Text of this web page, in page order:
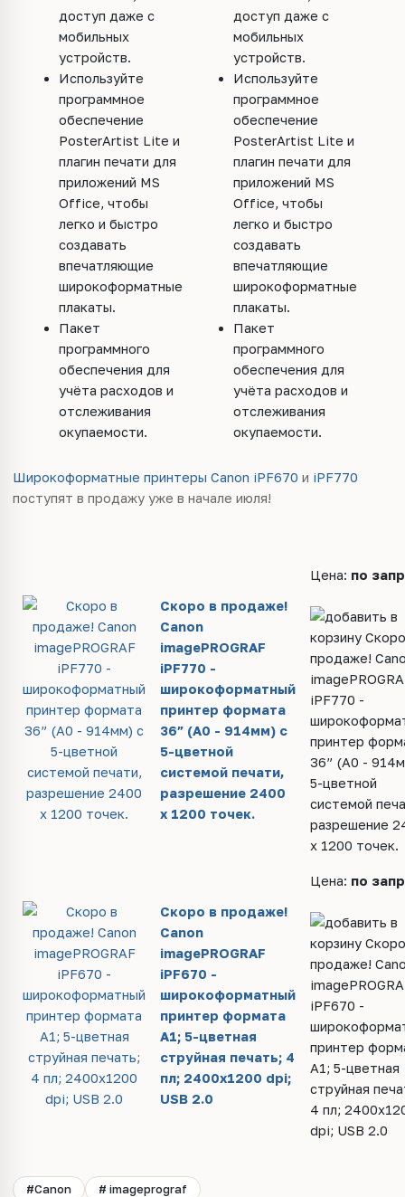
доступ даже с
мобильных
устройств.
Используйте
программное
обеспечение
PosterArtist Lite и
плагин печати для
приложений MS
Office, чтобы
легко и быстро
создавать
впечатляющие
широкоформатные
плакаты.
Пакет
программного
обеспечения для
учёта расходов и
отслеживания
окупаемости.
доступ даже с
мобильных
устройств.
Используйте
программное
обеспечение
PosterArtist Lite и
плагин печати для
приложений MS
Office, чтобы
легко и быстро
создавать
впечатляющие
широкоформатные
плакаты.
Пакет
программного
обеспечения для
учёта расходов и
отслеживания
окупаемости.
Широкоформатные принтеры Canon iPF670 и iPF770
поступят в продажу уже в начале июля!
Скоро в продаже!
Canon
imagePROGRAF
iPF770 -
широкоформатный
принтер формата
36” (A0 - 914мм) с
5-цветной
системой печати,
разрешение 2400
x 1200 точек.
Цена: по
Скоро в продаже!
Canon
imagePROGRAF
iPF670 -
широкоформатный
принтер формата
A1; 5-цветная
струйная печать; 4
пл; 2400x1200 dpi;
USB 2.0
Цена: по
#Canon # imageprograf